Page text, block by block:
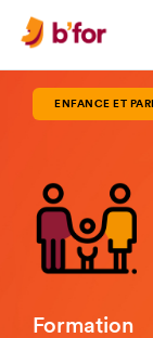
FORMATIONS
DES COMPORTEMENTS
ENFANCE ET
Formation